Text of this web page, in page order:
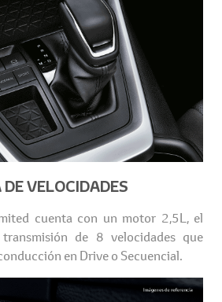
VELOCIDADES
cuenta con un motor 2,5L, el
de 8 velocidades que
en Drive o Secuencial.